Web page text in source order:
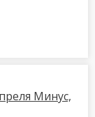
Минус,